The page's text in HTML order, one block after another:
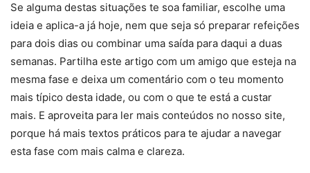
Se alguma destas situações te soa familiar, escolhe uma
ideia e aplica-a já hoje, nem que seja só preparar refeições
para dois dias ou combinar uma saída para daqui a duas
semanas. Partilha este artigo com um amigo que esteja na
mesma fase e deixa um comentário com o teu momento
mais típico desta idade, ou com o que te está a custar
mais. E aproveita para ler mais conteúdos no nosso site,
porque há mais textos práticos para te ajudar a navegar
esta fase com mais calma e clareza.